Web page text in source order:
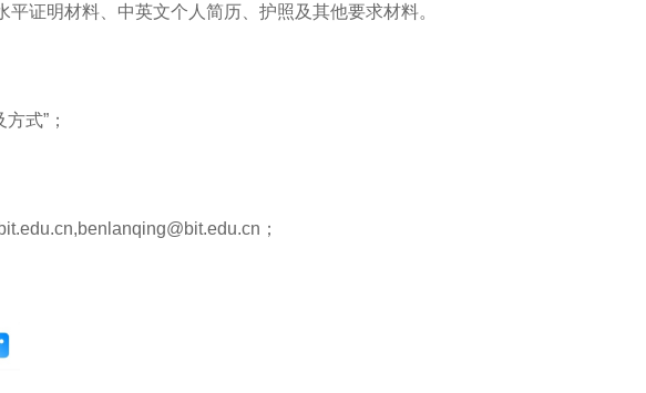
证明材料、中英文个人简历、护照及其他要求材料。
式”；
；